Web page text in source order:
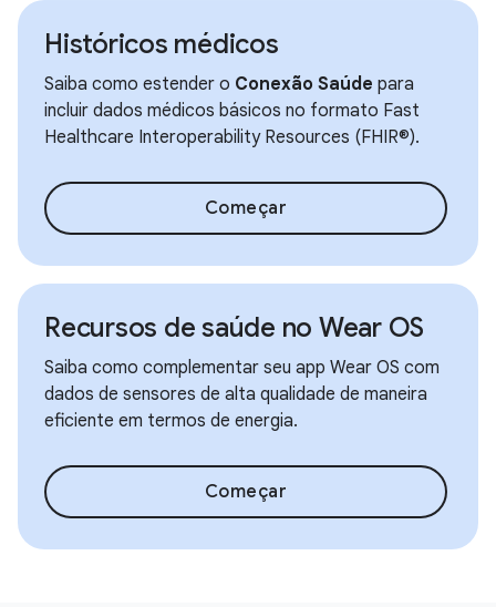
Históricos médicos
Saiba como estender o Conexão Saúde para
incluir dados médicos básicos no formato Fast
Healthcare Interoperability Resources (FHIR®).
Começar
Recursos de saúde no Wear OS
Saiba como complementar seu app Wear OS com
dados de sensores de alta qualidade de maneira
eficiente em termos de energia.
Começar